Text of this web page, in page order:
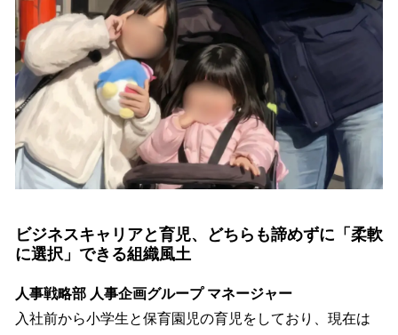
ビジネスキャリアと育児、どちらも諦めずに「柔軟
に選択」できる組織風土
人事戦略部 人事企画グループ マネージャー
入社前から小学生と保育園児の育児をしており、現在は